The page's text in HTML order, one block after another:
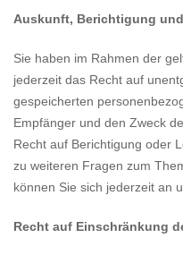
Auskunft, Berichtigung
Sie haben im Rahmen der
jederzeit das Recht auf
gespeicherten
Empfänger und den Zweck
Recht auf Berichtigung oder
zu weiteren Fragen zum
können Sie sich jederzeit an
Recht auf Einschränkung